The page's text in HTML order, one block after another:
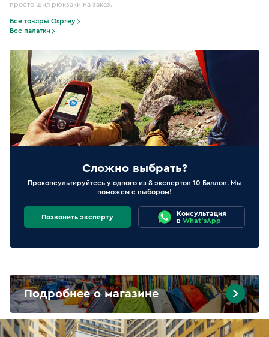
просто шил рюкзаки на заказ.
Все товары Osprey
Все палатки
Сложно выбрать?
Проконсультируйтесь у одного из 8 экспертов 10 Баллов. Мы
поможем с выбором!
Позвонить эксперту
Консультация
в What'sApp
Подробнее о магазине